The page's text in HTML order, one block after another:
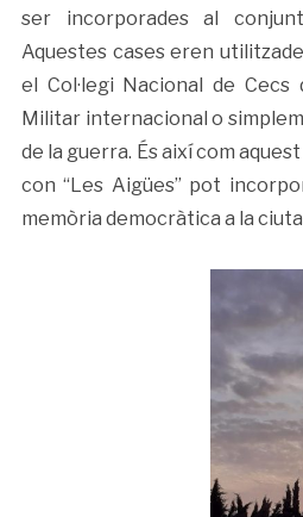
ser incorporades al
Aquestes cases eren
el Col·legi Nacional de Cecs
Militar internacional o
de la guerra. És així com
con “Les Aigües” pot
memòria democràtica a la